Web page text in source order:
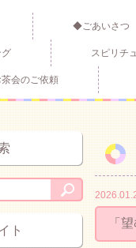
◆ごあいさつ
スピリチ
会のご依頼
「
ト